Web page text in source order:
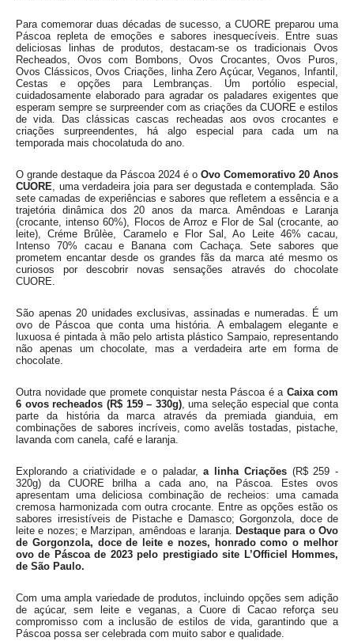
Para comemorar duas décadas de sucesso, a CUORE preparou uma
Páscoa repleta de emoções e sabores inesquecíveis. Entre suas
deliciosas linhas de produtos, destacam-se os tradicionais Ovos
Recheados, Ovos com Bombons, Ovos Crocantes, Ovos Puros,
Ovos Clássicos, Ovos Criações, linha Zero Açúcar, Veganos, Infantil,
Cestas e opções para Lembranças. Um portólio especial,
cuidadosamente elaborado para agradar os paladares exigentes que
esperam sempre se surpreender com as criações da CUORE e estilos
de vida. Das clássicas cascas recheadas aos ovos crocantes e
criações surpreendentes, há algo especial para cada um na
temporada mais chocolatuda do ano.
O grande destaque da Páscoa 2024 é o Ovo Comemorativo 20 Anos
CUORE, uma verdadeira joia para ser degustada e contemplada. São
sete camadas de experiências e sabores que refletem a essência e a
trajetória dinâmica dos 20 anos da marca. Amêndoas e Laranja
(crocante, intenso 60%), Flocos de Arroz e Flor de Sal (crocante, ao
leite), Créme Brûlèe, Caramelo e Flor Sal, Ao Leite 46% cacau,
Intenso 70% cacau e Banana com Cachaça. Sete sabores que
prometem encantar desde os grandes fãs da marca até mesmo os
curiosos por descobrir novas sensações através do chocolate
CUORE.
São apenas 20 unidades exclusivas, assinadas e numeradas. É um
ovo de Páscoa que conta uma história. A embalagem elegante e
luxuosa é pintada à mão pelo artista plástico Sampaio, representando
não apenas um chocolate, mas a verdadeira arte em forma de
chocolate.
Outra novidade que promete conquistar nesta Páscoa é a Caixa com
6 ovos recheados (R$ 159 – 330g), uma seleção especial que conta
parte da história da marca através da premiada gianduia, em
combinações de sabores incríveis, como avelãs tostadas, pistache,
lavanda com canela, café e laranja.
Explorando a criatividade e o paladar,a linha Criações(R$ 259 -
320g) da CUORE brilha a cada ano, na Páscoa. Estes ovos
apresentam uma deliciosa combinação de recheios: uma camada
cremosa harmonizada com outra crocante. Entre as opções estão os
sabores irresistíveis de Pistache e Damasco; Gorgonzola, doce de
leite e nozes; e Marzipan, amêndoas e laranja. Destaque para o Ovo
de Gorgonzola, doce de leite e nozes, honrado como o melhor
ovo de Páscoa de 2023 pelo prestigiado site L’Officiel Hommes,
de São Paulo.
Com uma ampla variedade de produtos, incluindo opções sem adição
de açúcar, sem leite e veganas, a Cuore di Cacao reforça seu
compromisso com a inclusão de estilos de vida, garantindo que a
Páscoa possa ser celebrada com muito sabor e qualidade.